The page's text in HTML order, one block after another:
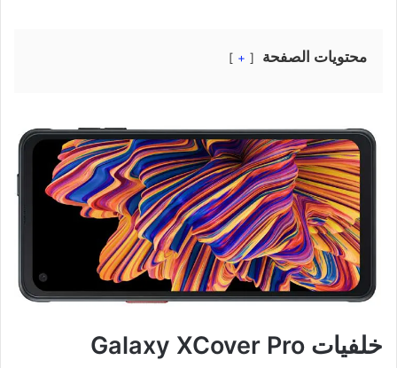
محتويات الصفحة +
خلفيات Galaxy XCover Pro